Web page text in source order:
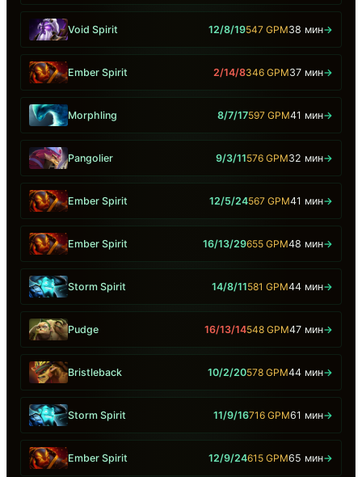
Void Spirit 12/8/19547 GPM38 мин→
Ember Spirit 2/14/8346 GPM37 мин→
Morphling 8/7/17597 GPM41 мин→
Pangolier 9/3/11576 GPM32 мин→
Ember Spirit 12/5/24567 GPM41 мин→
Ember Spirit 16/13/29655 GPM48 мин→
Storm Spirit 14/8/11581 GPM44 мин→
Pudge 16/13/14548 GPM47 мин→
Bristleback 10/2/20578 GPM44 мин→
Storm Spirit 11/9/16716 GPM61 мин→
Ember Spirit 12/9/24615 GPM65 мин→